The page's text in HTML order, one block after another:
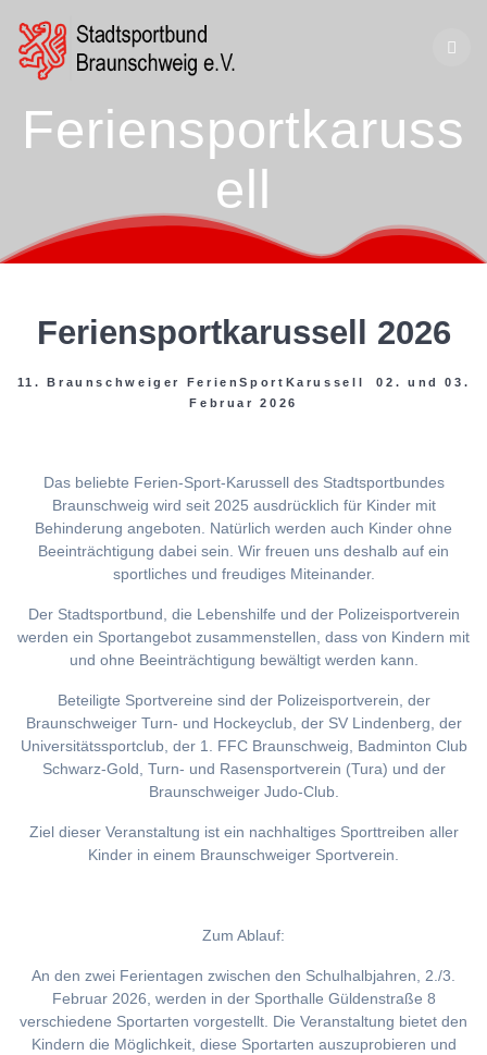
Feriensportkaruss
ell
Feriensportkarussell 2026
11. Braunschweiger FerienSportKarussell 02. und 03.
Februar 2026
Das beliebte Ferien-Sport-Karussell des Stadtsportbundes
Braunschweig wird seit 2025 ausdrücklich für Kinder mit
Behinderung angeboten. Natürlich werden auch Kinder ohne
Beeinträchtigung dabei sein. Wir freuen uns deshalb auf ein
sportliches und freudiges Miteinander.
Der Stadtsportbund, die Lebenshilfe und der Polizeisportverein
werden ein Sportangebot zusammenstellen, dass von Kindern mit
und ohne Beeinträchtigung bewältigt werden kann.
Beteiligte Sportvereine sind der Polizeisportverein, der
Braunschweiger Turn- und Hockeyclub, der SV Lindenberg, der
Universitätssportclub, der 1. FFC Braunschweig, Badminton Club
Schwarz-Gold, Turn- und Rasensportverein (Tura) und der
Braunschweiger Judo-Club.
Ziel dieser Veranstaltung ist ein nachhaltiges Sporttreiben aller
Kinder in einem Braunschweiger Sportverein.
Zum Ablauf:
An den zwei Ferientagen zwischen den Schulhalbjahren, 2./3.
Februar 2026, werden in der Sporthalle Güldenstraße 8
verschiedene Sportarten vorgestellt. Die Veranstaltung bietet den
Kindern die Möglichkeit, diese Sportarten auszuprobieren und